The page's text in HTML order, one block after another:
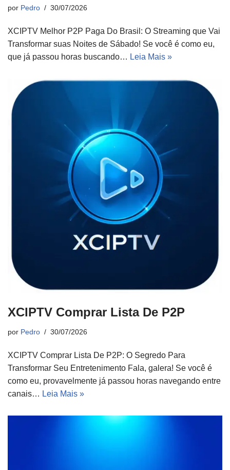
por Pedro 30/07/2026
XCIPTV Melhor P2P Paga Do Brasil: O Streaming que Vai
Transformar suas Noites de Sábado! Se você é como eu,
que já passou horas buscando… Leia Mais »
XCIPTV Comprar Lista De P2P
por Pedro 30/07/2026
XCIPTV Comprar Lista De P2P: O Segredo Para
Transformar Seu Entretenimento Fala, galera! Se você é
como eu, provavelmente já passou horas navegando entre
canais… Leia Mais »